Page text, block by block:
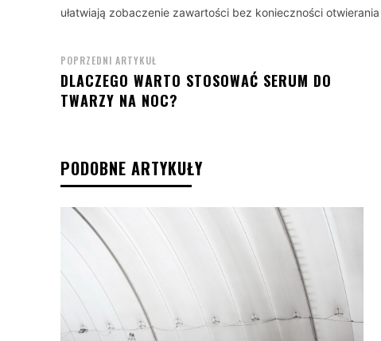
ułatwiają zobaczenie zawartości bez konieczności
POPRZEDNI ARTYKUŁ
DLACZEGO WARTO STOSOWAĆ SERUM DO
TWARZY NA NOC?
PODOBNE ARTYKUŁY